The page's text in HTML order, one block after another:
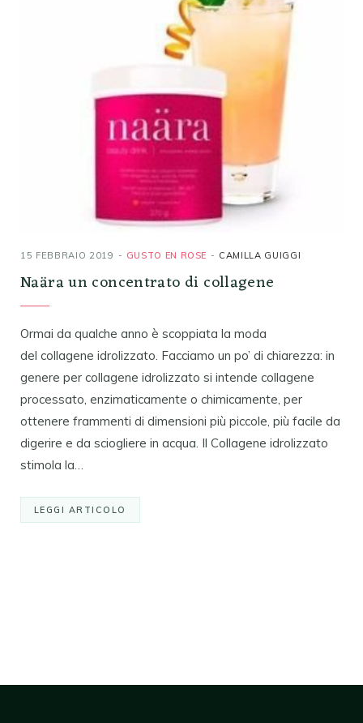
15 FEBBRAIO 2019 GUSTO EN ROSE CAMILLA GUIGGI
Naära un concentrato di collagene
Ormai da qualche anno è scoppiata la moda
del collagene idrolizzato. Facciamo un po’ di chiarezza: in
genere per collagene idrolizzato si intende collagene
processato, enzimaticamente o chimicamente, per
ottenere frammenti di dimensioni più piccole, più facile da
digerire e da sciogliere in acqua. Il Collagene idrolizzato
stimola la…
LEGGI ARTICOLO